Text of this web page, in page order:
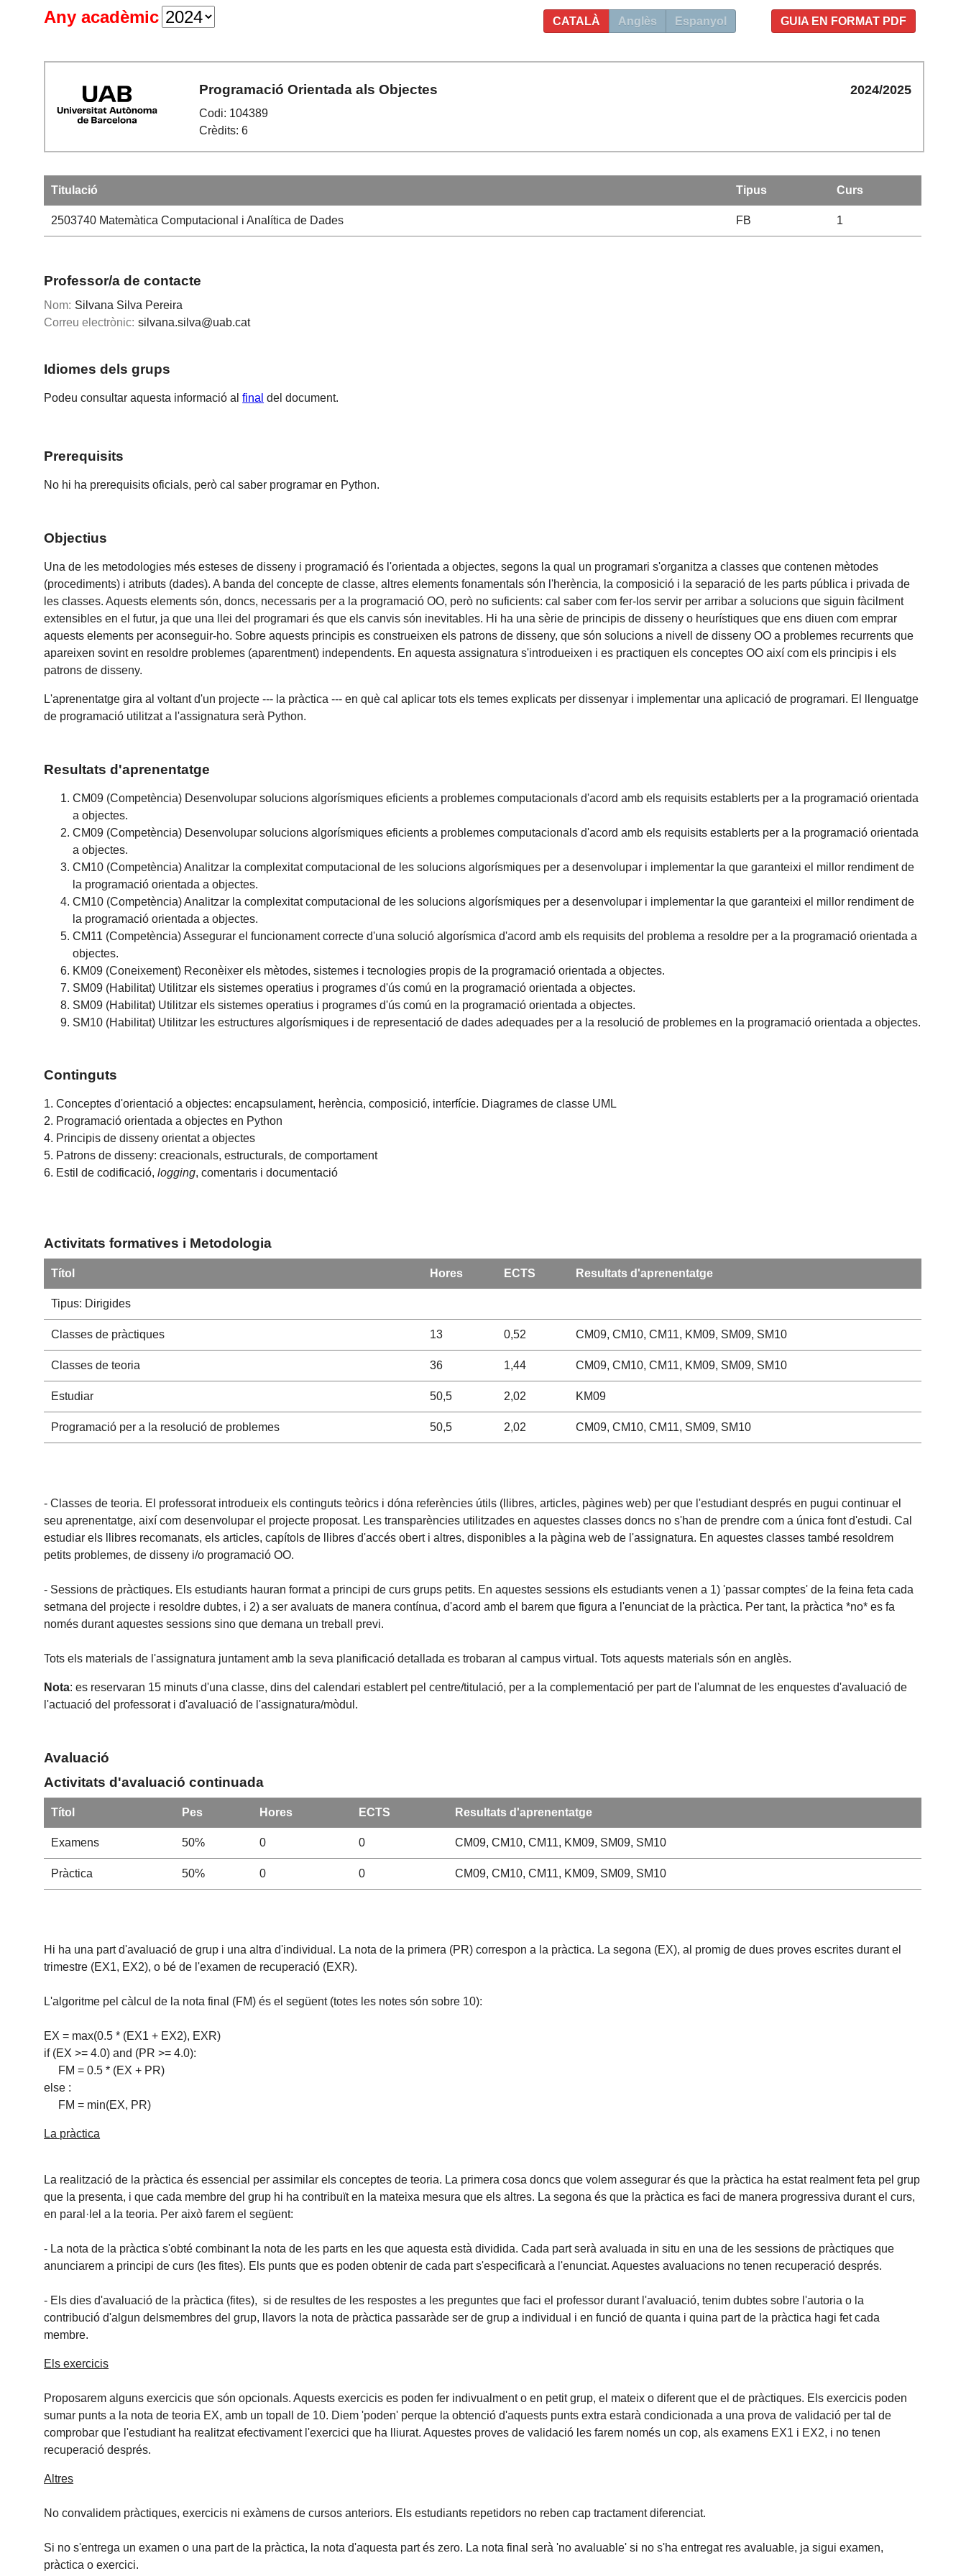
GUIA EN FORMAT PDF
CATALÀ Anglès Espanyol
Any acadèmic
Programació Orientada als Objectes
Codi: 104389
Crèdits: 6
2024/2025
Titulació Tipus Curs
2503740Matemàtica Computacional i Analítica de Dades FB 1
Professor/a de contacte
Nom: Silvana Silva Pereira
Correu electrònic: silvana.silva@uab.cat
Idiomes dels grups
Podeu consultar aquesta informació alfinal del document.
Prerequisits
No hi ha prerequisits oficials, però cal saber programar en Python.
Objectius
Una de les metodologies més esteses de disseny i programació és l'orientada a objectes, segons la qual un programari s'organitza a classes que contenen mètodes
(procediments) i atributs (dades). A banda del concepte de classe, altres elements fonamentals són l'herència, la composició i la separació de les parts pública i privada de
les classes. Aquests elements són, doncs, necessaris per a la programació OO, però no suficients: cal saber com fer-los servir per arribar a solucions que siguin fàcilment
extensibles en el futur, ja que una llei del programari és que els canvis són inevitables. Hi ha una sèrie de principis de disseny o heurístiques que ens diuen com emprar
aquests elements per aconseguir-ho. Sobre aquests principis es construeixen els patrons de disseny, que són solucions a nivell de disseny OO a problemes recurrents que
apareixen sovint en resoldre problemes (aparentment) independents. En aquesta assignatura s'introdueixen i es practiquen els conceptes OO així com els principis i els
patrons de disseny.
L'aprenentatge gira al voltant d'un projecte --- la pràctica --- en què cal aplicar tots els temes explicats per dissenyar i implementar una aplicació de programari. El llenguatge
de programació utilitzat a l'assignatura serà Python.
Resultats d'aprenentatge
CM09 (Competència) Desenvolupar solucions algorísmiques eficients a problemes computacionals d'acord amb els requisits establerts per a la programació orientada
a objectes.
CM09 (Competència) Desenvolupar solucions algorísmiques eficients a problemes computacionals d'acord amb els requisits establerts per a la programació orientada
a objectes.
CM10 (Competència) Analitzar la complexitat computacional de les solucions algorísmiques per a desenvolupar i implementar la que garanteixi el millor rendiment de
la programació orientada a objectes.
CM10 (Competència) Analitzar la complexitat computacional de les solucions algorísmiques per a desenvolupar i implementar la que garanteixi el millor rendiment de
la programació orientada a objectes.
CM11 (Competència) Assegurar el funcionament correcte d'una solució algorísmica d'acord amb els requisits del problema a resoldre per a la programació orientada a
objectes.
KM09 (Coneixement) Reconèixer els mètodes, sistemes i tecnologies propis de la programació orientada a objectes.
SM09 (Habilitat) Utilitzar els sistemes operatius i programes d'ús comú en la programació orientada a objectes.
SM09 (Habilitat) Utilitzar els sistemes operatius i programes d'ús comú en la programació orientada a objectes.
SM10 (Habilitat) Utilitzar les estructures algorísmiques i de representació de dades adequades per a la resolució de problemes en la programació orientada a objectes.
Continguts
1. Conceptes d'orientació a objectes: encapsulament, herència, composició, interfície. Diagrames de classe UML
2. Programació orientada a objectes en Python
4. Principis de disseny orientat a objectes
5. Patrons de disseny: creacionals, estructurals, de comportament
6. Estil de codificació,logging, comentaris i documentació
Activitats formatives i Metodologia
Títol Hores ECTS Resultats d'aprenentatge
Tipus: Dirigides
Classes de pràctiques 13 0,52 CM09, CM10, CM11, KM09, SM09, SM10
Classes de teoria 36 1,44 CM09, CM10, CM11, KM09, SM09, SM10
Estudiar 50,5 2,02 KM09
Programació per a la resolució de problemes 50,5 2,02 CM09, CM10, CM11, SM09, SM10
- Classes de teoria. El professorat introdueix els continguts teòrics i dóna referències útils (llibres, articles, pàgines web) per que l'estudiant després en pugui continuar el
seu aprenentatge, així com desenvolupar el projecte proposat. Les transparències utilitzades en aquestes classes doncs no s'han de prendre com a única font d'estudi. Cal
estudiar els llibres recomanats, els articles, capítols de llibres d'accés obert i altres, disponibles a la pàgina web de l'assignatura. En aquestes classes també resoldrem
petits problemes, de disseny i/o programació OO.
- Sessions de pràctiques. Els estudiants hauran format a principi de curs grups petits. En aquestes sessions els estudiants venen a 1) 'passar comptes' de la feina feta cada
setmana del projecte i resoldre dubtes, i 2) a ser avaluats de manera contínua, d'acord amb el barem que figura a l'enunciat de la pràctica. Per tant, la pràctica *no* es fa
només durant aquestes sessions sino que demana un treball previ.
Tots els materials de l'assignatura juntament amb la seva planificació detallada es trobaran al campus virtual. Tots aquests materials són en anglès.
Nota: es reservaran 15 minuts d'una classe, dins del calendari establert pel centre/titulació, per a la complementació per part de l'alumnat de les enquestes d'avaluació de
l'actuació del professorat i d'avaluació de l'assignatura/mòdul.
Avaluació
Activitats d'avaluació continuada
Títol Pes Hores ECTS Resultats d'aprenentatge
Examens 50% 0 0 CM09, CM10, CM11, KM09, SM09, SM10
Pràctica 50% 0 0 CM09, CM10, CM11, KM09, SM09, SM10
Hi ha una part d'avaluació de grup i una altra d'individual. La nota de la primera (PR) correspon a la pràctica. La segona (EX), al promig de dues proves escrites durant el
trimestre (EX1, EX2), o bé de l'examen de recuperació (EXR).
L'algoritme pel càlcul de la nota final (FM) és el següent (totes les notes són sobre 10):
EX = max(0.5 * (EX1 + EX2), EXR)
if (EX >= 4.0) and (PR >= 4.0):
FM = 0.5 * (EX + PR)
else :
FM = min(EX, PR)
La pràctica
La realització de la pràctica és essencial per assimilar els conceptes de teoria. La primera cosa doncs que volem assegurar és que la pràctica ha estat realment feta pel grup
que la presenta, i que cada membre del grup hi ha contribuït en la mateixa mesura que els altres. La segona és que la pràctica es faci de manera progressiva durant el curs,
en paral·lel a la teoria. Per això farem el següent:
- La nota de la pràctica s'obté combinant la nota de les parts en les que aquesta està dividida. Cada part serà avaluada in situ en una de les sessions de pràctiques que
anunciarem a principi de curs (les fites). Els punts que es poden obtenir de cada part s'especificarà a l'enunciat. Aquestes avaluacions no tenen recuperació després.
- Els dies d'avaluació de la pràctica (fites), si de resultes de les respostes a les preguntes que faci el professor durant l'avaluació, tenim dubtes sobre l'autoria o la
contribució d'algun delsmembres del grup, llavors la nota de pràctica passaràde ser de grup a individual i en funció de quanta i quina part de la pràctica hagi fet cada
membre.
Els exercicis
Proposarem alguns exercicis que són opcionals. Aquests exercicis es poden fer indivualment o en petit grup, el mateix o diferent que el de pràctiques. Els exercicis poden
sumar punts a la nota de teoria EX, amb un topall de 10. Diem 'poden' perque la obtenció d'aquests punts extra estarà condicionada a una prova de validació per tal de
comprobar que l'estudiant ha realitzat efectivament l'exercici que ha lliurat. Aquestes proves de validació les farem només un cop, als examens EX1 i EX2, i no tenen
recuperació després.
Altres
No convalidem pràctiques, exercicis ni exàmens de cursos anteriors. Els estudiants repetidors no reben cap tractament diferenciat.
Si no s'entrega un examen o una part de la pràctica, la nota d'aquesta part és zero. La nota final serà 'no avaluable' si no s'ha entregat res avaluable, ja sigui examen,
pràctica o exercici.